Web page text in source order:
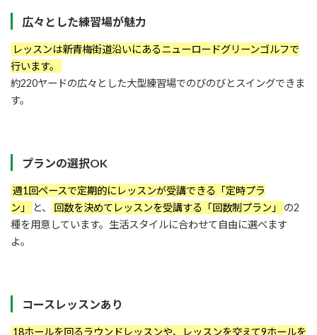
広々とした練習場が魅力
レッスンは新青梅街道沿いにあるニューロードグリーンゴルフで
行います。
約220ヤードの広々とした大型練習場でのびのびとスイングできま
す。
プランの選択OK
週1回ペースで定期的にレッスンが受講できる「定時プラ
ン」
と、 回数を決めてレッスンを受講する「回数制プラン」 の2
種を用意しています。生活スタイルに合わせて自由に選べます
よ。
コースレッスンあり
18ホールを回るラウンドレッスンや、レッスンを交えて9ホールを